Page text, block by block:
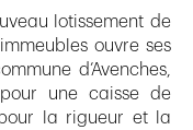
lotissement de
ouvre ses
d’Avenches,
une caisse de
la rigueur et la